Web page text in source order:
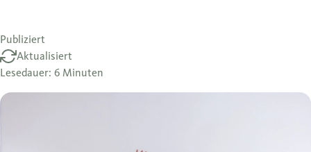
Publiziert
Aktualisiert
Lesedauer: 6 Minuten